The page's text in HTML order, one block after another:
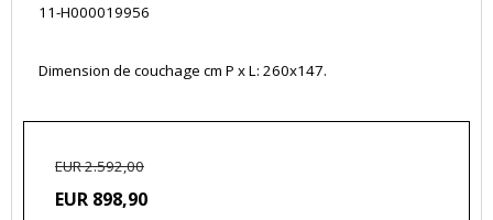
11-H000019956
Dimension de couchage cm P x L: 260x147.
EUR 2.592,00
EUR 898,90